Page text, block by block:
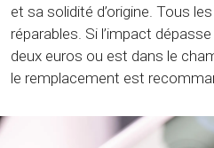
et sa solidité d’origine. Tous
réparables. Si l’impact
deux euros ou est dans le
le remplacement est